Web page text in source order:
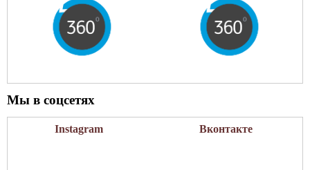
Мы в соцсетях
Instagram Вконтакте